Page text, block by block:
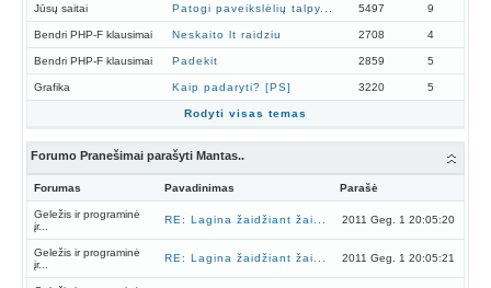
Jūsų saitai Patogi paveikslėlių talpy... 5497 9
Bendri PHP-F klausimai Neskaito lt raidziu 2708 4
Bendri PHP-F klausimai Padekit 2859 5
Grafika Kaip padaryti? [PS] 3220 5
Rodyti visas temas
Forumo Pranešimai parašyti Mantas..
Forumas Pavadinimas Parašė
Geležis ir programinė
įr...
RE: Lagina žaidžiant žai... 2011 Geg. 1 20:05:20
Geležis ir programinė
įr...
RE: Lagina žaidžiant žai... 2011 Geg. 1 20:05:21